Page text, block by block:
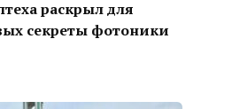
раскрыл для
секреты фотоники